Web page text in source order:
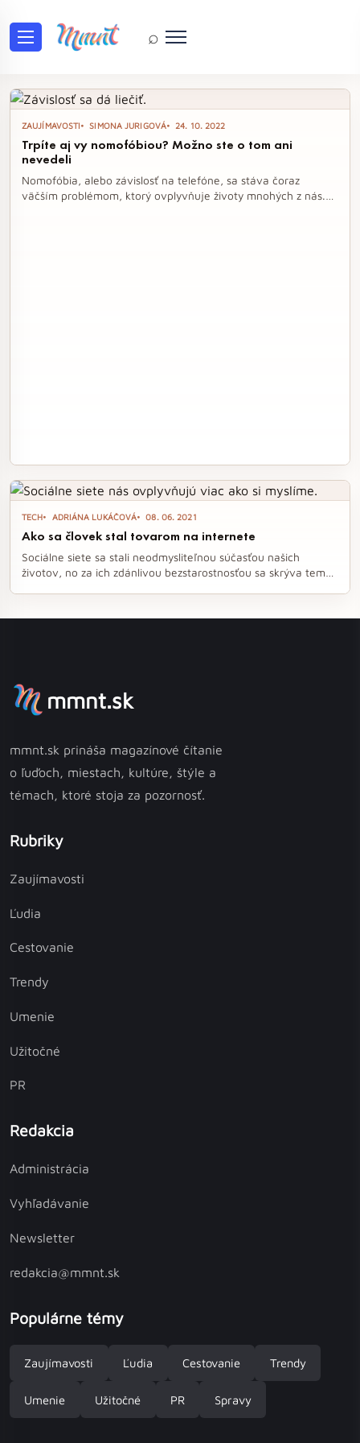
⌕
Tag: závislosť
ZAUJÍMAVOSTI SIMONA JURIGOVÁ 24. 10. 2022
Trpíte aj vy nomofóbiou? Možno ste o tom ani
nevedeli
Nomofóbia, alebo závislosť na telefóne, sa stáva čoraz
väčším problémom, ktorý ovplyvňuje životy mnohých z nás.
TECH ADRIÁNA LUKÁČOVÁ 08. 06. 2021
Ako sa človek stal tovarom na internete
Sociálne siete sa stali neodmysliteľnou súčasťou našich
životov, no za ich zdánlivou bezstarostnosťou sa skrýva temná
online svete. Ak sa chcete zamyslieť nad svojím vzťahom k
mmnt.sk
mmnt.sk prináša magazínové čítanie
o ľuďoch, miestach, kultúre, štýle a
témach, ktoré stoja za pozornosť.
Rubriky
Zaujímavosti
Ľudia
Cestovanie
Trendy
Umenie
Užitočné
PR
Redakcia
Administrácia
Vyhľadávanie
Newsletter
redakcia@mmnt.sk
Populárne témy
Zaujímavosti Ľudia Cestovanie Trendy
Umenie Užitočné PR Spravy